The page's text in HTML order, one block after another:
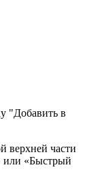
"Добавить в
верхней части
или «Быстрый